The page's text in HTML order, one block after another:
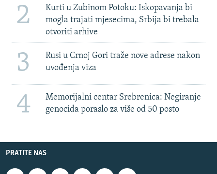
2
Kurti u Zubinom Potoku: Iskopavanja bi
mogla trajati mjesecima, Srbija bi trebala
otvoriti arhive
3
Rusi u Crnoj Gori traže nove adrese nakon
uvođenja viza
4
Memorijalni centar Srebrenica: Negiranje
genocida poraslo za više od 50 posto
PRATITE NAS